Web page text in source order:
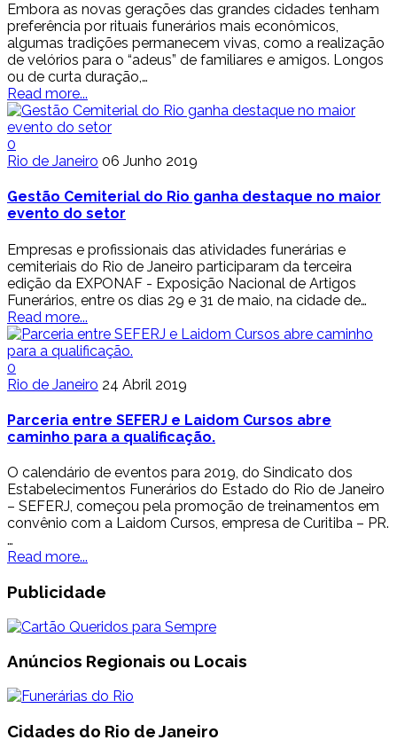
Embora as novas gerações das grandes cidades tenham
preferência por rituais funerários mais econômicos,
algumas tradições permanecem vivas, como a realização
de velórios para o “adeus” de familiares e amigos. Longos
ou de curta duração,…
Read more...
0
Rio de Janeiro 06 Junho 2019
Gestão Cemiterial do Rio ganha destaque no maior
evento do setor
Empresas e profissionais das atividades funerárias e
cemiteriais do Rio de Janeiro participaram da terceira
edição da EXPONAF - Exposição Nacional de Artigos
Funerários, entre os dias 29 e 31 de maio, na cidade de…
Read more...
0
Rio de Janeiro 24 Abril 2019
Parceria entre SEFERJ e Laidom Cursos abre
caminho para a qualificação.
O calendário de eventos para 2019, do Sindicato dos
Estabelecimentos Funerários do Estado do Rio de Janeiro
– SEFERJ, começou pela promoção de treinamentos em
convênio com a Laidom Cursos, empresa de Curitiba – PR.
…
Read more...
Publicidade
Anúncios Regionais ou Locais
Cidades do Rio de Janeiro